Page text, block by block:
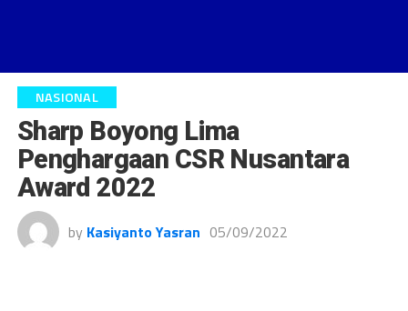
NASIONAL
Sharp Boyong Lima
Penghargaan CSR Nusantara
Award 2022
by Kasiyanto Yasran 05/09/2022